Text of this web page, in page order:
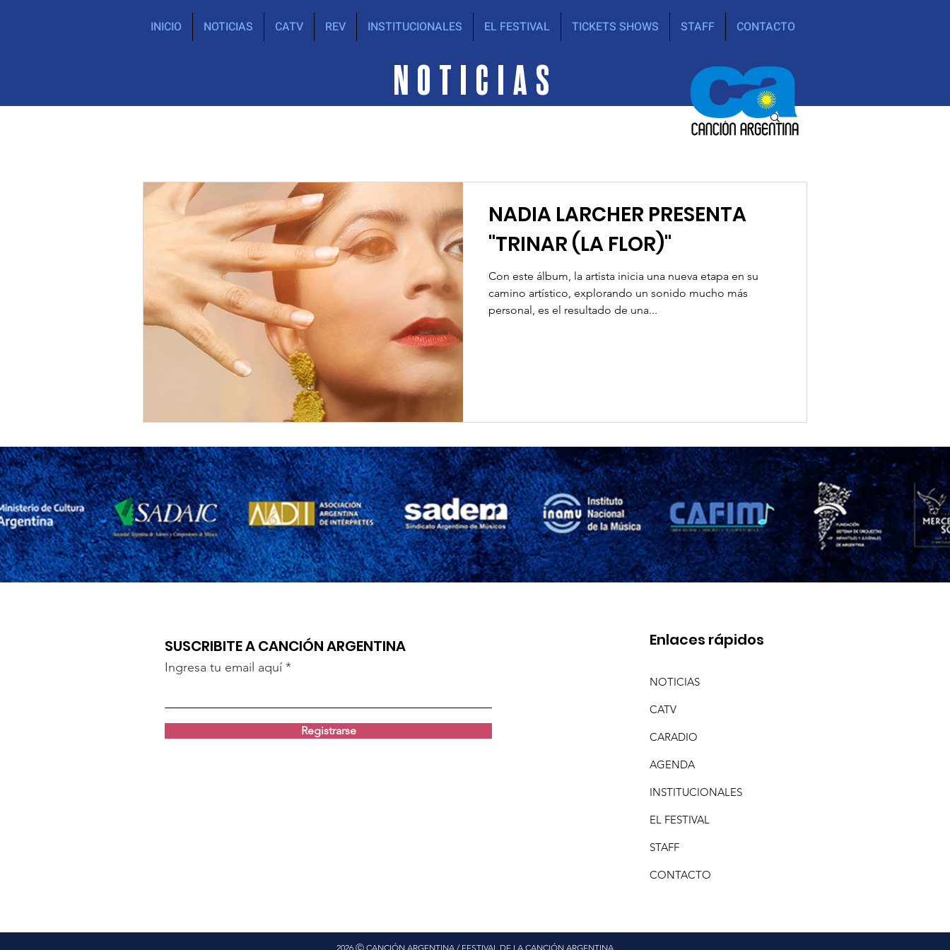
INICIO NOTICIAS CATV REV INSTITUCIONALES EL FESTIVAL TICKETS SHOWS STAFF CONTACTO
NOTICIAS
NADIA LARCHER PRESENTA
"TRINAR (LA FLOR)"
Con este álbum, la artista inicia una nueva etapa en su
camino artístico, explorando un sonido mucho más
personal, es el resultado de una...
SUSCRIBITE A CANCIÓN ARGENTINA
Ingresa tu email aquí
Registrarse
Enlaces rápidos
NOTICIAS
CATV
CARADIO
AGENDA
INSTITUCIONALES
EL FESTIVAL
STAFF
CONTACTO
2026 Ⓒ CANCIÓN ARGENTINA / FESTIVAL DE LA CANCIÓN ARGENTINA